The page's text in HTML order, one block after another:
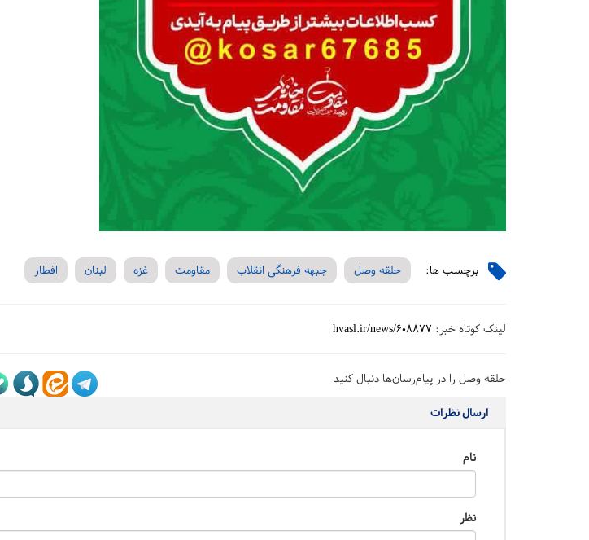
برچسب ها: حلقه وصل جبهه فرهنگی انقلاب مقاومت غزه لبنان افطار
لینک کوتاه خبر: hvasl.ir/news/608877
حلقه وصل را در پیام‌رسان‌ها دنبال کنید
ارسال نظرات
نام
نظر